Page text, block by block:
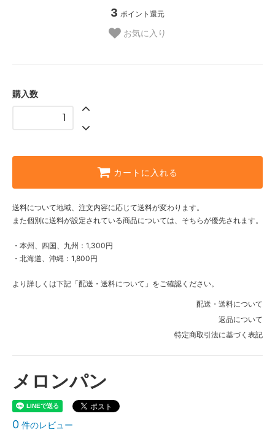
3 ポイント還元
お気に入り
購入数
カートに入れる
送料について地域、注文内容に応じて送料が変わります。
また個別に送料が設定されている商品については、そちらが優先されます。
・本州、四国、九州：1,300円
・北海道、沖縄：1,800円
より詳しくは下記「配送・送料について」をご確認ください。
配送・送料について
返品について
特定商取引法に基づく表記
メロンパン
0 件のレビュー